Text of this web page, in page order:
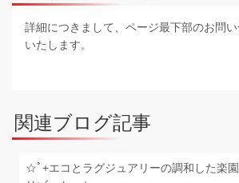
詳細につきまして、ページ最下部のお問
いたします。
関連ブログ記事
☆ﾟ+エコとラグジュアリーの調和した楽